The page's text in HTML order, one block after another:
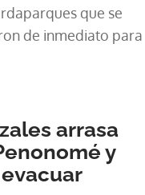
que se
de inmediato para
arrasa
y